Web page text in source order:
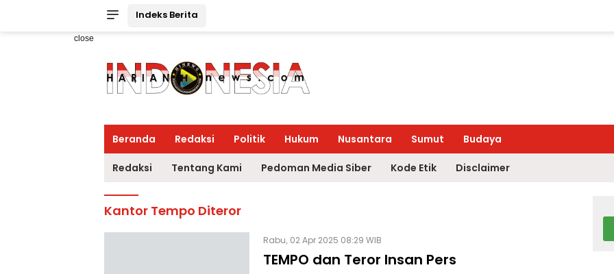
Indeks Berita
close
Beranda Redaksi Politik Hukum Nusantara Sumut Budaya
Redaksi Tentang Kami Pedoman Media Siber Kode Etik Disclaimer
Kantor Tempo Diteror
Rabu, 02 Apr 2025 08:29 WIB
TEMPO dan Teror Insan Pers